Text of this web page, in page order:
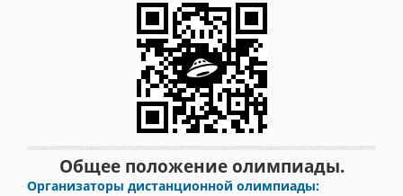
Общее положение олимпиады.
Организаторы дистанционной олимпиады: